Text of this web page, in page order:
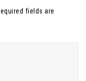
fields are